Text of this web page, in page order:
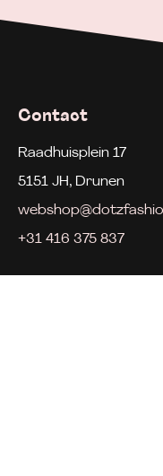
Contact
Raadhuisplein 17
5151 JH, Drunen
+31 416 375 837